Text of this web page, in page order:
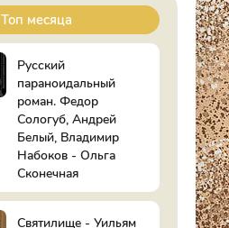
Топ месяца
Русский
параноидальный
роман. Федор
Сологуб, Андрей
Белый, Владимир
Набоков - Ольга
Сконечная
Святилище - Уильям